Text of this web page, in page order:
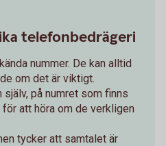
telefonbedrägeri
nummer. De kan alltid
om det är viktigt.
själv, på numret som finns
att höra om de verkligen
tycker att samtalet är